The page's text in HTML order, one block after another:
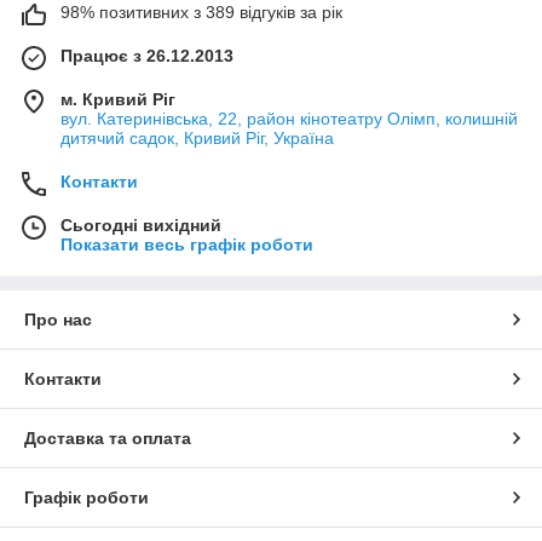
98% позитивних з 389 відгуків за рік
Працює з 26.12.2013
м. Кривий Ріг
вул. Катеринівська, 22, район кінотеатру Олімп, колишній
дитячий садок, Кривий Ріг, Україна
Контакти
Сьогодні вихідний
Показати весь графік роботи
Про нас
Контакти
Доставка та оплата
Графік роботи